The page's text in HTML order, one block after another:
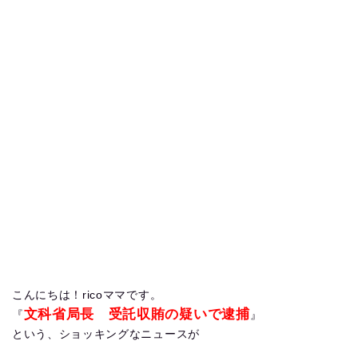
こんにちは！ricoママです。
『 文科省局長 受託収賄の疑いで逮捕』
という、ショッキングなニュースが